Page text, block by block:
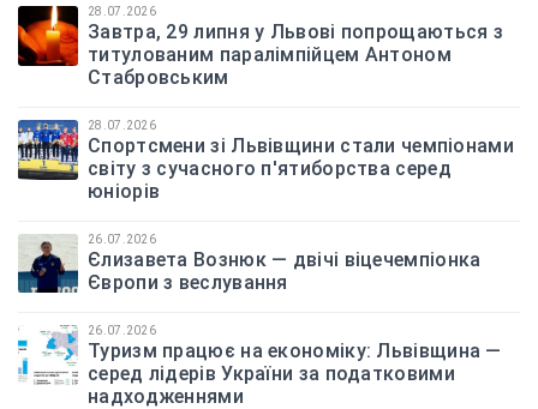
28.07.2026
Завтра, 29 липня у Львові попрощаються з
титулованим паралімпійцем Антоном
Стабровським
28.07.2026
Спортсмени зі Львівщини стали чемпіонами
світу з сучасного п'ятиборства серед
юніорів
26.07.2026
Єлизавета Вознюк — двічі віцечемпіонка
Європи з веслування
26.07.2026
Туризм працює на економіку: Львівщина —
серед лідерів України за податковими
надходженнями